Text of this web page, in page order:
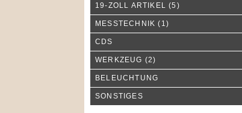
19-ZOLL ARTIKEL (5)
MESSTECHNIK (1)
CDS
WERKZEUG (2)
BELEUCHTUNG
SONSTIGES